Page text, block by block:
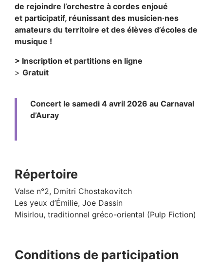
de rejoindre l’orchestre à cordes enjoué
et participatif, réunissant des musicien·nes
amateurs du territoire et des élèves d’écoles de
musique !
> Inscription et partitions en ligne
> Gratuit
Concert le samedi 4 avril 2026 au Carnaval
d’Auray
Répertoire
Valse n°2, Dmitri Chostakovitch
Les yeux d’Émilie, Joe Dassin
Misirlou, traditionnel gréco-oriental (Pulp Fiction)
Conditions de participation